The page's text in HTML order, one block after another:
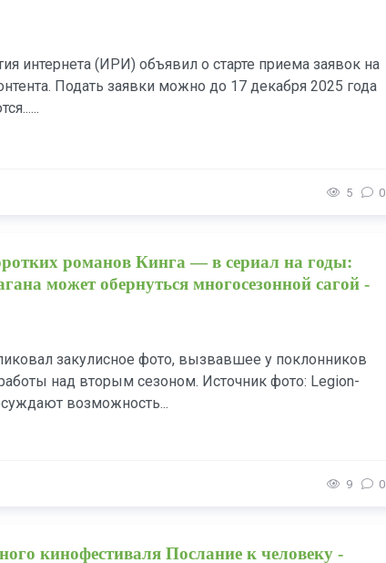
интернета (ИРИ) объявил о старте приема заявок на
Подать заявки можно до 17 декабря 2025 года
5 0
романов Кинга — в сериал на годы:
может обернуться многосезонной сагой -
закулисное фото, вызвавшее у поклонников
над вторым сезоном. Источник фото: Legion-
возможность...
9 0
кинофестиваля Послание к человеку -